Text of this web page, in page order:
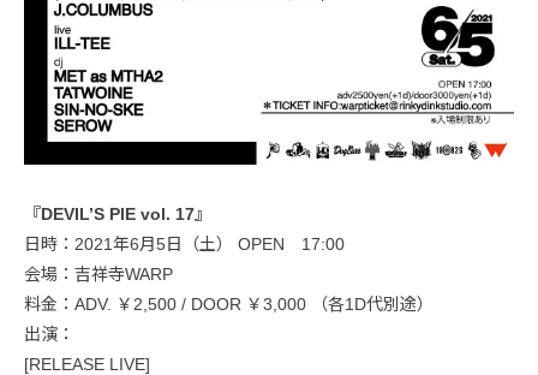
『DEVIL’S PIE vol. 17』
日時：2021年6月5日（土） OPEN 17:00
会場：吉祥寺WARP
料金：ADV. ￥2,500 / DOOR ￥3,000 （各1D代別途）
出演：
[RELEASE LIVE]